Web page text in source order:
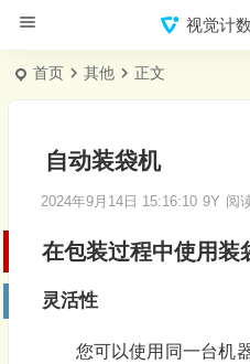
视觉计
首页 其他 正文
自动装袋机
2024年9月14日 15:16:10 9Y 阅
在包装过程中使用装
灵活性
您可以使用同一台机